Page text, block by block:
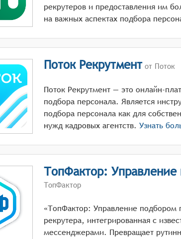
рекрутеров и предоставления им
на важных аспектах подбора
Поток Рекрутментот Поток
Поток Рекрутмент — это онлайн-
подбора персонала. Является
подбора персонала как для
нужд кадровых агентств. Узнать
ТопФактор: Управление
ТопФактор
«ТопФактор: Управление подбором
рекрутера, интегрированная с
мессенджерами. Превращает